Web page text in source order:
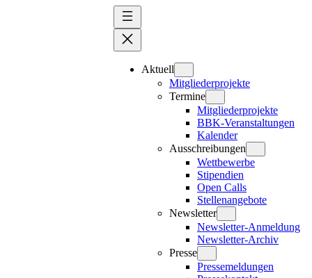
Aktuell
Mitgliederprojekte
Termine
Mitgliederprojekte
BBK-Veranstaltungen
Kalender
Ausschreibungen
Wettbewerbe
Stipendien
Open Calls
Stellenangebote
Newsletter
Newsletter-Anmeldung
Newsletter-Archiv
Presse
Pressemeldungen